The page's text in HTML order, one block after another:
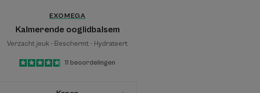
EXOMEGA
Kalmerende ooglidbalsem
Verzacht jeuk - Beschermt - Hydrateert
4.8
/
5
11 beoordelingen